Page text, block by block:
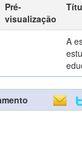
Pré-
visualização
A